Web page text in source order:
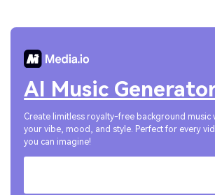
AI Music
Create limitless royalty-free background music
your vibe, mood, and style. Perfect for every
you can imagine!